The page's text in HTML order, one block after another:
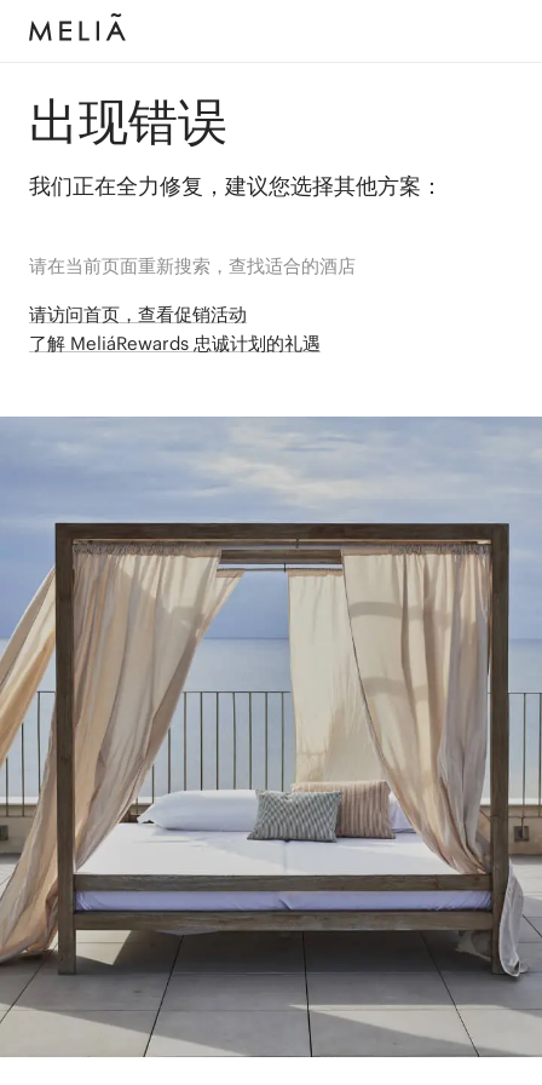
出现错误
我们正在全力修复，建议您选择其他方案：
请在当前页面重新搜索，查找适合的酒店
请访问首页，查看促销活动
了解 MeliáRewards 忠诚计划的礼遇